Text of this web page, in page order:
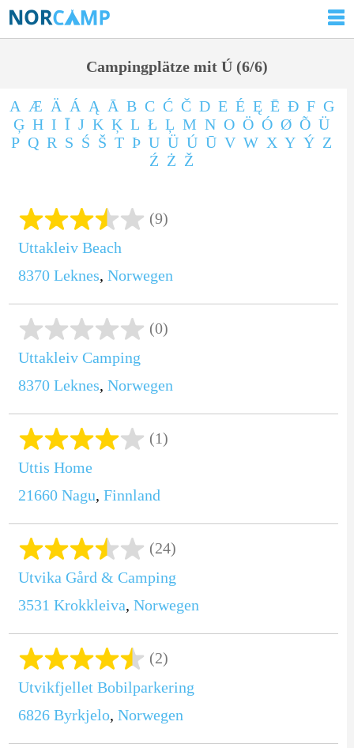
Campingplätze mit Ú (6/6)
A Æ Ä Á Ą Ā B C Ć Č D E É Ę Ē Ð F G
Ģ H I Ī J K Ķ L Ł Ļ M N O Ö Ó Ø Õ Ü
P Q R S Ś Š T Þ U Ü Ú Ū V W X Y Ý Z
Ź Ż Ž
(9)
Uttakleiv Beach
8370 Leknes, Norwegen
(0)
Uttakleiv Camping
8370 Leknes, Norwegen
(1)
Uttis Home
21660 Nagu, Finnland
(24)
Utvika Gård & Camping
3531 Krokkleiva, Norwegen
(2)
Utvikfjellet Bobilparkering
6826 Byrkjelo, Norwegen